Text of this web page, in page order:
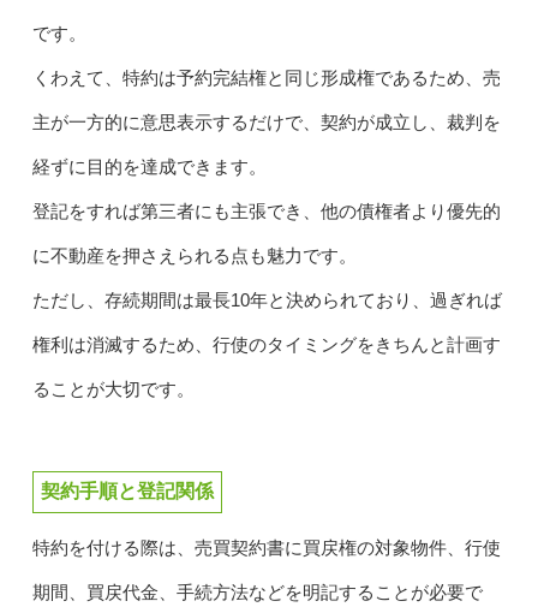
です。
くわえて、特約は予約完結権と同じ形成権であるため、売
主が一方的に意思表示するだけで、契約が成立し、裁判を
経ずに目的を達成できます。
登記をすれば第三者にも主張でき、他の債権者より優先的
に不動産を押さえられる点も魅力です。
ただし、存続期間は最長10年と決められており、過ぎれば
権利は消滅するため、行使のタイミングをきちんと計画す
ることが大切です。
契約手順と登記関係
特約を付ける際は、売買契約書に買戻権の対象物件、行使
期間、買戻代金、手続方法などを明記することが必要で